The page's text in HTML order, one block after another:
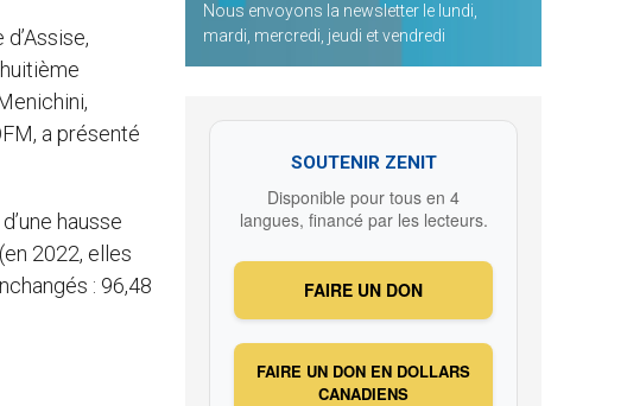
a présenté
hausse
2022, elles
: 96,48
Nous envoyons la newsletter le lundi,
mardi, mercredi, jeudi et vendredi
SOUTENIR ZENIT
Disponible pour tous en 4
langues, financé par les lecteurs.
FAIRE UN DON
FAIRE UN DON EN DOLLARS
CANADIENS